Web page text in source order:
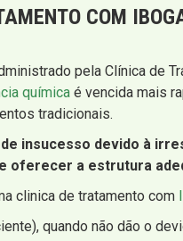
COM
pela Clínica de
química é vencida mais
tradicionais.
insucesso devido à
oferecer a estrutura
clinica de tratamento com
quando não dão o